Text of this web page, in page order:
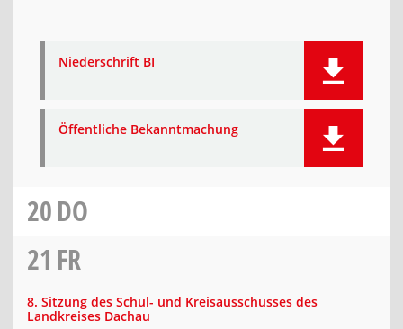
Niederschrift BI
Öffentliche Bekanntmachung
20DO
21 FR
8. Sitzung des Schul- und Kreisausschusses des
Landkreises Dachau